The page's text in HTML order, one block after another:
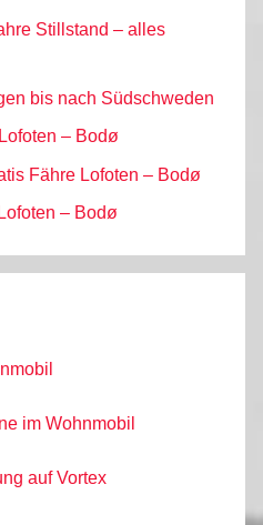
Stillstand – alles
bis nach Südschweden
– Bodø
Fähre Lofoten – Bodø
– Bodø
im Wohnmobil
auf Vortex